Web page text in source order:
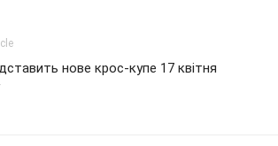
нове крос-купе 17 квітня